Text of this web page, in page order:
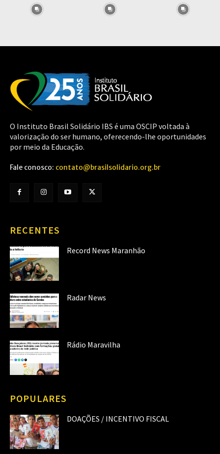
O Instituto Brasil Solidário IBS é uma OSCIP voltada à
valorização do ser humano, oferecendo-lhe oportunidades
por meio da Educação.
Fale conosco: contato@brasilsolidario.org.br
RECENTES
Record News Maranhão
Radar News
Rádio Maravilha
POPULARES
DOAÇÕES / INCENTIVO FISCAL